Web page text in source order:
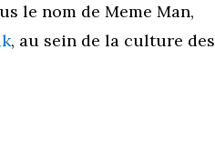
le nom de Meme Man,
, au sein de la culture des